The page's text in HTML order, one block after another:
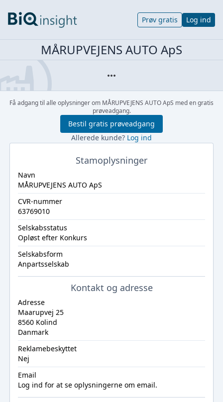
Prøv gratis Log ind
MÅRUPVEJENS AUTO ApS
Få adgang til alle oplysninger om MÅRUPVEJENS AUTO ApS med en gratis
prøveadgang.
Bestil gratis prøveadgang
Allerede kunde? Log ind
Stamoplysninger
Navn
MÅRUPVEJENS AUTO ApS
CVR-nummer
63769010
Selskabsstatus
Opløst efter Konkurs
Selskabsform
Anpartsselskab
Kontakt og adresse
Adresse
Maarupvej 25
8560 Kolind
Danmark
Reklamebeskyttet
Nej
Email
Log ind for at se oplysningerne om email.